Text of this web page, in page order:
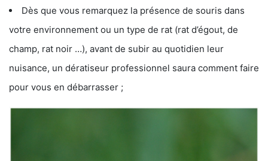
Dès que vous remarquez la présence de souris dans
votre environnement ou un type de rat (rat d’égout, de
champ, rat noir …), avant de subir au quotidien leur
nuisance, un dératiseur professionnel saura comment faire
pour vous en débarrasser ;